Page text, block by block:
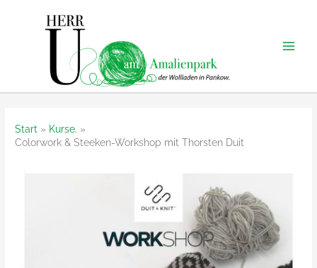
Start
Kurse.
Colorwork & Steeken-Workshop mit Thorsten Duit